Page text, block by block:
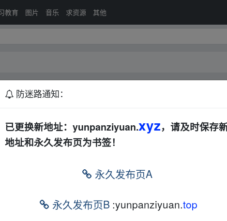
教育 图片 音乐 求资源 其他
本 印度 其他
｜纯正国语配音高清完整版 其他 其他 夸克
【感觉男同事是最爽的，白白漂一次啥，中间很搞笑】9集 夸克
防迷路通知：
已更换新地址：yunpanziyuan.xyz，请及时保存
地址和永久发布页为书签！
永久发布页A
永久发布页B :yunpanziyuan.top